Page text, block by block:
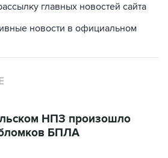
главных новостей сайта
новости в официальном
НПЗ произошло
БПЛА